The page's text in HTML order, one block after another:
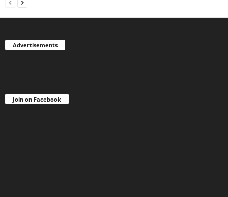
Advertisements
Join on Facebook